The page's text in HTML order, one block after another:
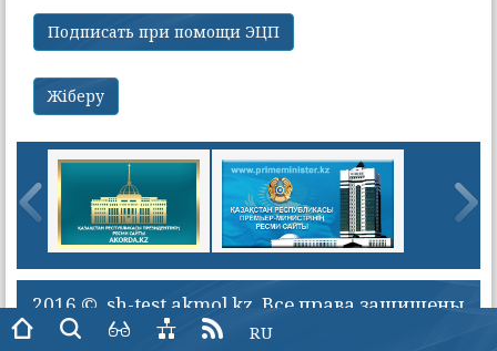
2016 © sh-test.akmol.kz. Все права защищены
RU